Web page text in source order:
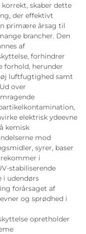
skaber dette
der effektivt
primære årsag til
brancher. Den
af
forhindrer
forhold, herunder
luftfugtighed samt
over
elektrisk ydeevne
kemisk
mod
syrer, baser
i
stabiliserende
i udendørs
forårsaget af
og sprødhed i
opretholder